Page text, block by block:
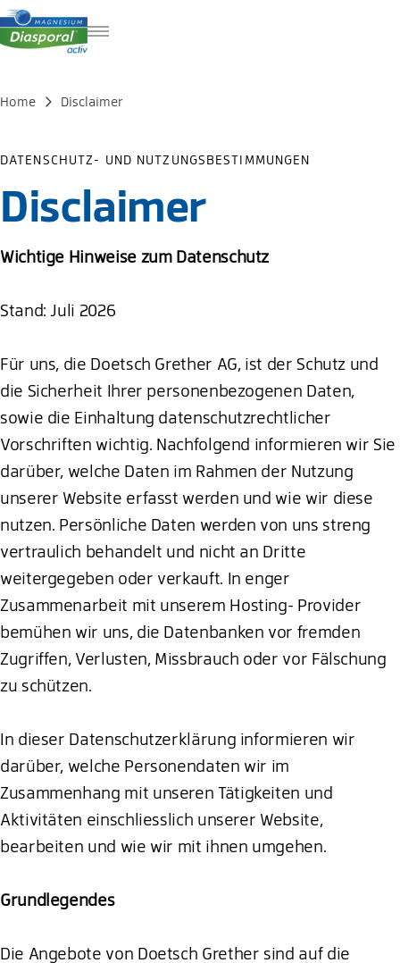
IT
Home Disclaimer
DATENSCHUTZ- UND NUTZUNGSBESTIMMUNGEN
Disclaimer
Wichtige Hinweise zum Datenschutz
Stand: Juli 2026
Für uns, die Doetsch Grether AG, ist der Schutz und
die Sicherheit Ihrer personenbezogenen Daten,
sowie die Einhaltung datenschutzrechtlicher
Vorschriften wichtig. Nachfolgend informieren wir Sie
darüber, welche Daten im Rahmen der Nutzung
unserer Website erfasst werden und wie wir diese
nutzen. Persönliche Daten werden von uns streng
vertraulich behandelt und nicht an Dritte
weitergegeben oder verkauft. In enger
Zusammenarbeit mit unserem Hosting- Provider
bemühen wir uns, die Datenbanken vor fremden
Zugriffen, Verlusten, Missbrauch oder vor Fälschung
zu schützen.
In dieser Datenschutzerklärung informieren wir
darüber, welche Personendaten wir im
Zusammenhang mit unseren Tätigkeiten und
Aktivitäten einschliesslich unserer Website,
bearbeiten und wie wir mit ihnen umgehen.
Grundlegendes
Die Angebote von Doetsch Grether sind auf die